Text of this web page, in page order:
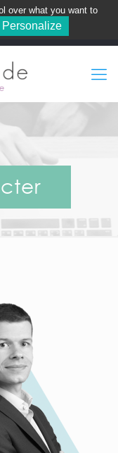
over what you want to
Personalize